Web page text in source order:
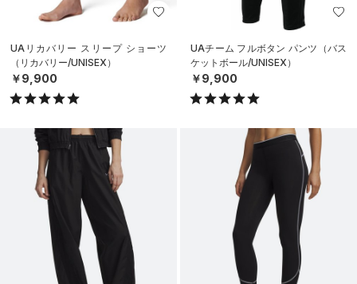
UAリカバリー スリープ ショーツ
（リカバリー/UNISEX）
￥9,900
UAチーム フルボタン パンツ（バス
ケットボール/UNISEX）
￥9,900